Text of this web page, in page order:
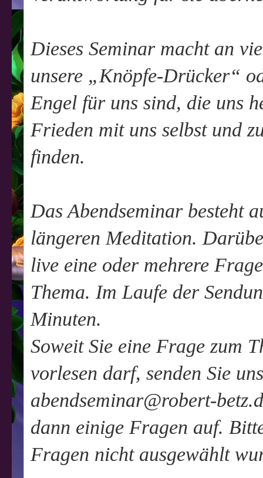
Dieses Seminar macht an
unsere „Knöpfe-Drücker“
Engel für uns sind, die uns
Frieden mit uns selbst und
finden.
Das Abendseminar besteht
längeren Meditation.
live eine oder mehrere
Thema. Im Laufe der
Minuten.
Soweit Sie eine Frage zum
vorlesen darf, senden Sie
abendseminar@robert-
dann einige Fragen auf.
Fragen nicht ausgewählt